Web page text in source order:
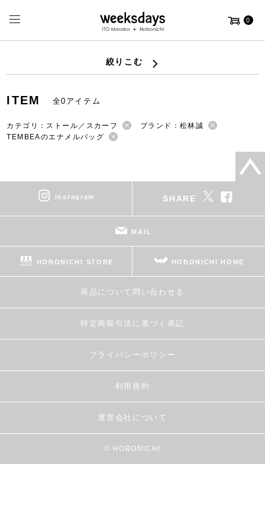
0
絞りこむ
ITEM 全0アイテム
カテゴリ：ストール／スカーフ
ブランド：松林誠
TEMBEAのエナメルバッグ
instagram SHARE
MAIL
HOBONICHI STORE HOBONICHI HOME
商品について問い合わせる
特定商取引法に基づく表記
プライバシーポリシー
利用規約
運営会社について
© HOBONICHI